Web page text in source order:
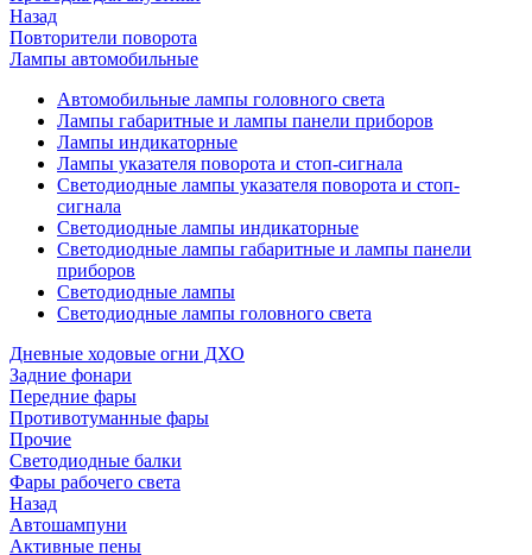
Назад
Повторители поворота
Лампы автомобильные
Автомобильные лампы головного света
Лампы габаритные и лампы панели приборов
Лампы индикаторные
Лампы указателя поворота и стоп-сигнала
Светодиодные лампы указателя поворота и стоп-
сигнала
Светодиодные лампы индикаторные
Светодиодные лампы габаритные и лампы панели
приборов
Светодиодные лампы
Светодиодные лампы головного света
Дневные ходовые огни ДХО
Задние фонари
Передние фары
Противотуманные фары
Прочие
Светодиодные балки
Фары рабочего света
Назад
Автошампуни
Активные пены